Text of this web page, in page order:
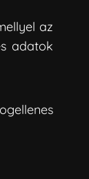
az
adatok